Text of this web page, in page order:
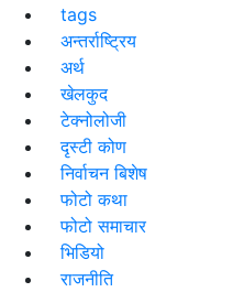
tags
अन्तर्राष्ट्रिय
अर्थ
खेलकुद
टेक्नोलोजी
दृस्टी कोण
निर्वाचन बिशेष
फोटो कथा
फोटो समाचार
भिडियो
राजनीति